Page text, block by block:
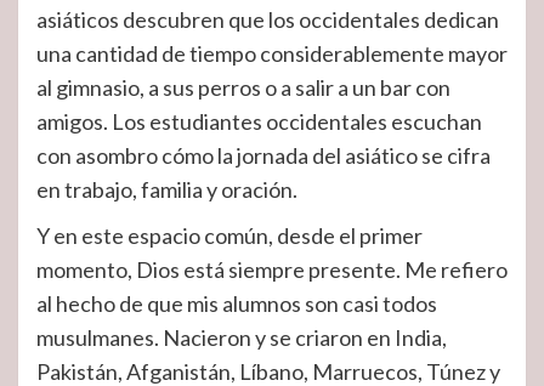
asiáticos descubren que los occidentales dedican
una cantidad de tiempo considerablemente mayor
al gimnasio, a sus perros o a salir a un bar con
amigos. Los estudiantes occidentales escuchan
con asombro cómo la jornada del asiático se cifra
en trabajo, familia y oración.
Y en este espacio común, desde el primer
momento, Dios está siempre presente. Me refiero
al hecho de que mis alumnos son casi todos
musulmanes. Nacieron y se criaron en India,
Pakistán, Afganistán, Líbano, Marruecos, Túnez y